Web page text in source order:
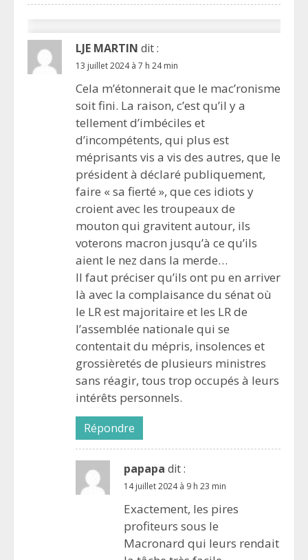
LJE MARTIN dit :
13 juillet 2024 à 7 h 24 min
Cela m’étonnerait que le mac’ronisme
soit fini. La raison, c’est qu’il y a
tellement d’imbéciles et
d’incompétents, qui plus est
méprisants vis a vis des autres, que le
président à déclaré publiquement,
faire « sa fierté », que ces idiots y
croient avec les troupeaux de
mouton qui gravitent autour, ils
voterons macron jusqu’à ce qu’ils
aient le nez dans la merde…
Il faut préciser qu’ils ont pu en arriver
là avec la complaisance du sénat où
le LR est majoritaire et les LR de
l’assemblée nationale qui se
contentait du mépris, insolences et
grossièretés de plusieurs ministres
sans réagir, tous trop occupés à leurs
intérêts personnels.
Répondre
papapa dit :
14 juillet 2024 à 9 h 23 min
Exactement, les pires
profiteurs sous le
Macronard qui leurs rendait